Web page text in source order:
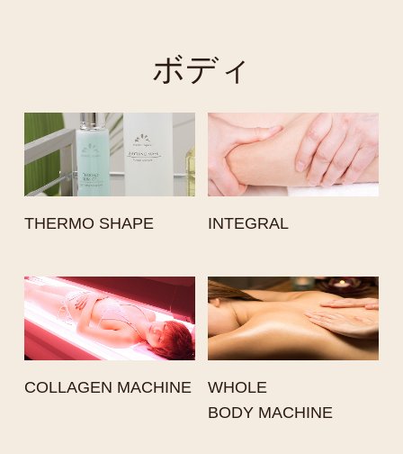
ボディ
THERMO SHAPE INTEGRAL
COLLAGEN MACHINE
WHOLE
BODY MACHINE